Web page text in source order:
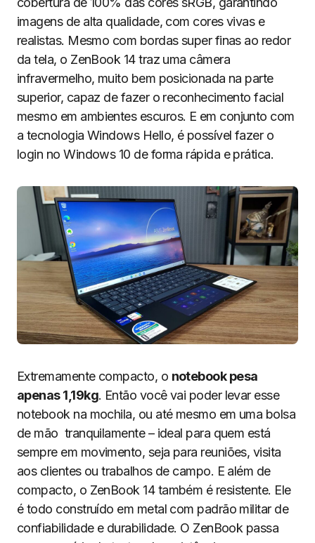
imagens de alta qualidade, com cores vivas e
realistas. Mesmo com bordas super finas ao redor
da tela, o ZenBook 14 traz uma câmera
infravermelho, muito bem posicionada na parte
superior, capaz de fazer o reconhecimento facial
mesmo em ambientes escuros. E em conjunto com
a tecnologia Windows Hello, é possível fazer o
login no Windows 10 de forma rápida e prática.
Extremamente compacto, o notebook pesa
apenas 1,19kg. Então você vai poder levar esse
notebook na mochila, ou até mesmo em uma bolsa
de mão tranquilamente – ideal para quem está
sempre em movimento, seja para reuniões, visita
aos clientes ou trabalhos de campo. E além de
compacto, o ZenBook 14 também é resistente. Ele
é todo construído em metal com padrão militar de
confiabilidade e durabilidade. O ZenBook passa